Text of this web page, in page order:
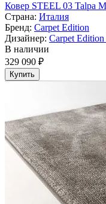
Ковер STEEL 03 Talpa
Страна: Италия
Бренд: Carpet Edition
Дизайнер: Carpet Edition
В наличии
329 090 ₽
Купить